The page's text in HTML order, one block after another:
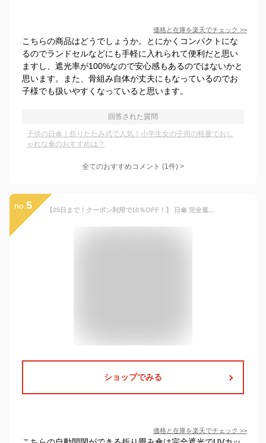
価格と在庫を楽天でチェック >>
こちらの商品はどうでしょうか。とにかくコンパクトにな
るのでランドセルなどにも手軽に入れられて便利だと思い
ますし、遮光率が100%なので安心感もあるのではないかと
思います。また、骨組み自体が丈夫にもなっているのでお
子様でも扱いやすくなっていると思います。
回答された質問
子供の日傘｜折りたたみ式で人気！小学生女の子用の軽量でおし
ゃれな傘のおすすめは？
全てのおすすめコメント (1件) >
no. 5 【25日まで！クーポン利用で10％OFF！】 日傘 完全遮光 UVカット 折りたたみ 傘 遮光率100％ 自動開閉 超軽量 折りたたみ傘 超撥水 軽量 コンパクト ミニ 6本骨 傘 晴雨兼用 折りたたみ おしゃれ 折り畳み かさ レディース 子供用 キッズ 夏 プレゼント
ショップでみる
価格と在庫を楽天でチェック >>